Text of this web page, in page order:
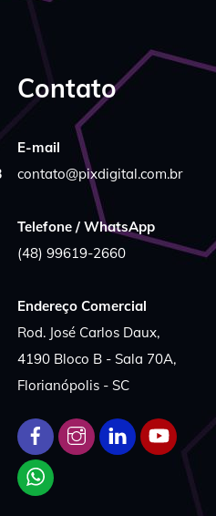
Contato
E-mail
contato@pixdigital.com.br
Telefone / WhatsApp
(48) 99619-2660
Endereço Comercial
Rod. José Carlos Daux,
4190 Bloco B - Sala 70A,
Florianópolis - SC